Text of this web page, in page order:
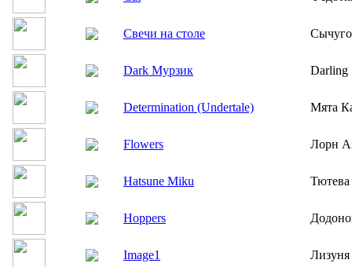
Cвечи на столе
Dark Мурзик Darling
Determination (Undertale) Мята
Flowers Лорн
Hatsune Miku Тютева
Hoppers
Image1